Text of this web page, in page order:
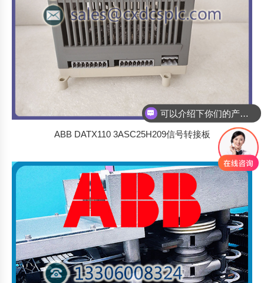
ABB DATX110 3ASC25H209信号转接板
你们是怎么收费的呢